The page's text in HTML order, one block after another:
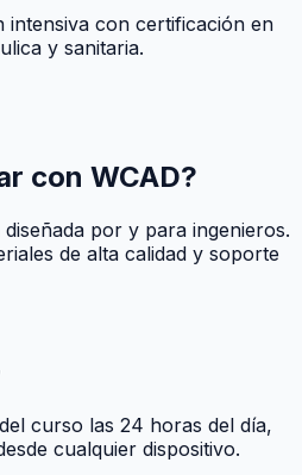
intensiva con certificación en
y sanitaria.
con WCAD?
por y para ingenieros.
de alta calidad y soporte
curso las 24 horas del día,
cualquier dispositivo.